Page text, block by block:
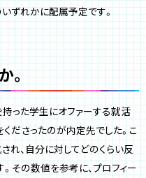
ずれかに配属予定です。
。
った学生にオファーする就活
くださったのが内定先でした。こ
、自分に対してどのくらい反
その数値を参考に、プロフィー